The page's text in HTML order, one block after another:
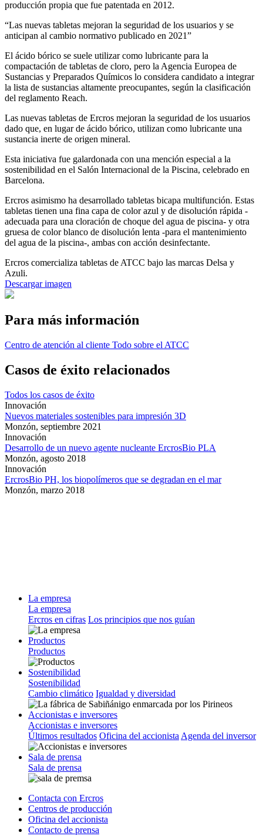
producción propia que fue patentada en 2012.
“Las nuevas tabletas mejoran la seguridad de los usuarios y se
anticipan al cambio normativo publicado en 2021”
El ácido bórico se suele utilizar como lubricante para la
compactación de tabletas de cloro, pero la Agencia Europea de
Sustancias y Preparados Químicos lo considera candidato a integrar
la lista de sustancias altamente preocupantes, según la clasificación
del reglamento Reach.
Las nuevas tabletas de Ercros mejoran la seguridad de los usuarios
dado que, en lugar de ácido bórico, utilizan como lubricante una
sustancia inerte de origen mineral.
Esta iniciativa fue galardonada con una mención especial a la
sostenibilidad en el Salón Internacional de la Piscina, celebrado en
Barcelona.
Ercros asimismo ha desarrollado tabletas bicapa multifunción. Estas
tabletas tienen una fina capa de color azul y de disolución rápida -
adecuada para una cloración de choque del agua de piscina- y otra
gruesa de color blanco de disolución lenta -para el mantenimiento
del agua de la piscina-, ambas con acción desinfectante.
Ercros comercializa tabletas de ATCC bajo las marcas Delsa y
Azuli.
Descargar imagen
Para más información
Centro de atención al cliente Todo sobre el ATCC
Casos de éxito relacionados
Todos los casos de éxito
Innovación
Nuevos materiales sostenibles para impresión 3D
Monzón, septiembre 2021
Innovación
Desarrollo de un nuevo agente nucleante ErcrosBio PLA
Monzón, agosto 2018
Innovación
ErcrosBio PH, los biopolímeros que se degradan en el mar
Monzón, marzo 2018
La empresa
La empresa
Ercros en cifras Los principios que nos guían
Productos
Productos
Sostenibilidad
Sostenibilidad
Cambio climático Igualdad y diversidad
Accionistas e inversores
Accionistas e inversores
Últimos resultados Oficina del accionistaAgenda del inversor
Sala de prensa
Sala de prensa
Contacta con Ercros
Centros de producción
Oficina del accionista
Contacto de prensa